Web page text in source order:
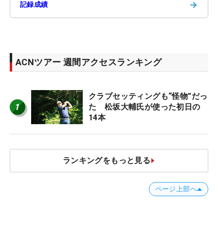
記録成績 →
ACNツアー 週間アクセスランキング
1
クラブセッティングも“怪物”だっ
た 松坂大輔氏が使った初日の
14本
ランキングをもっと見る
ページ上部へ